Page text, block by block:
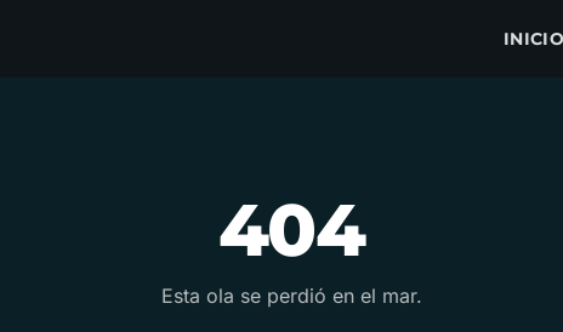
404
Esta ola se perdió en el mar.